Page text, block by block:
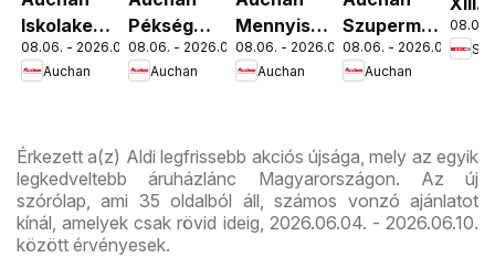
Iskolakezdés
ajánlatok
08.06. - 2026.08.19.
Auchan
Pékség
ajánlataink
08.06. - 2026.08.12.
Auchan
Mennyiségi
kedvezmény
ajánlataink
08.06. - 2026.08.19.
Auchan
Szupermarket
akciós
újság
08.06. - 2026.08.12.
Auchan
út
08.06.
Érkezett a(z) Aldi legfrissebb akciós újsága, mely az egyik
legkedveltebb áruházlánc Magyarországon. Az új
szórólap, ami 35 oldalból áll, számos vonzó ajánlatot
kínál, amelyek csak rövid ideig, 2026.06.04. - 2026.06.10.
között érvényesek.